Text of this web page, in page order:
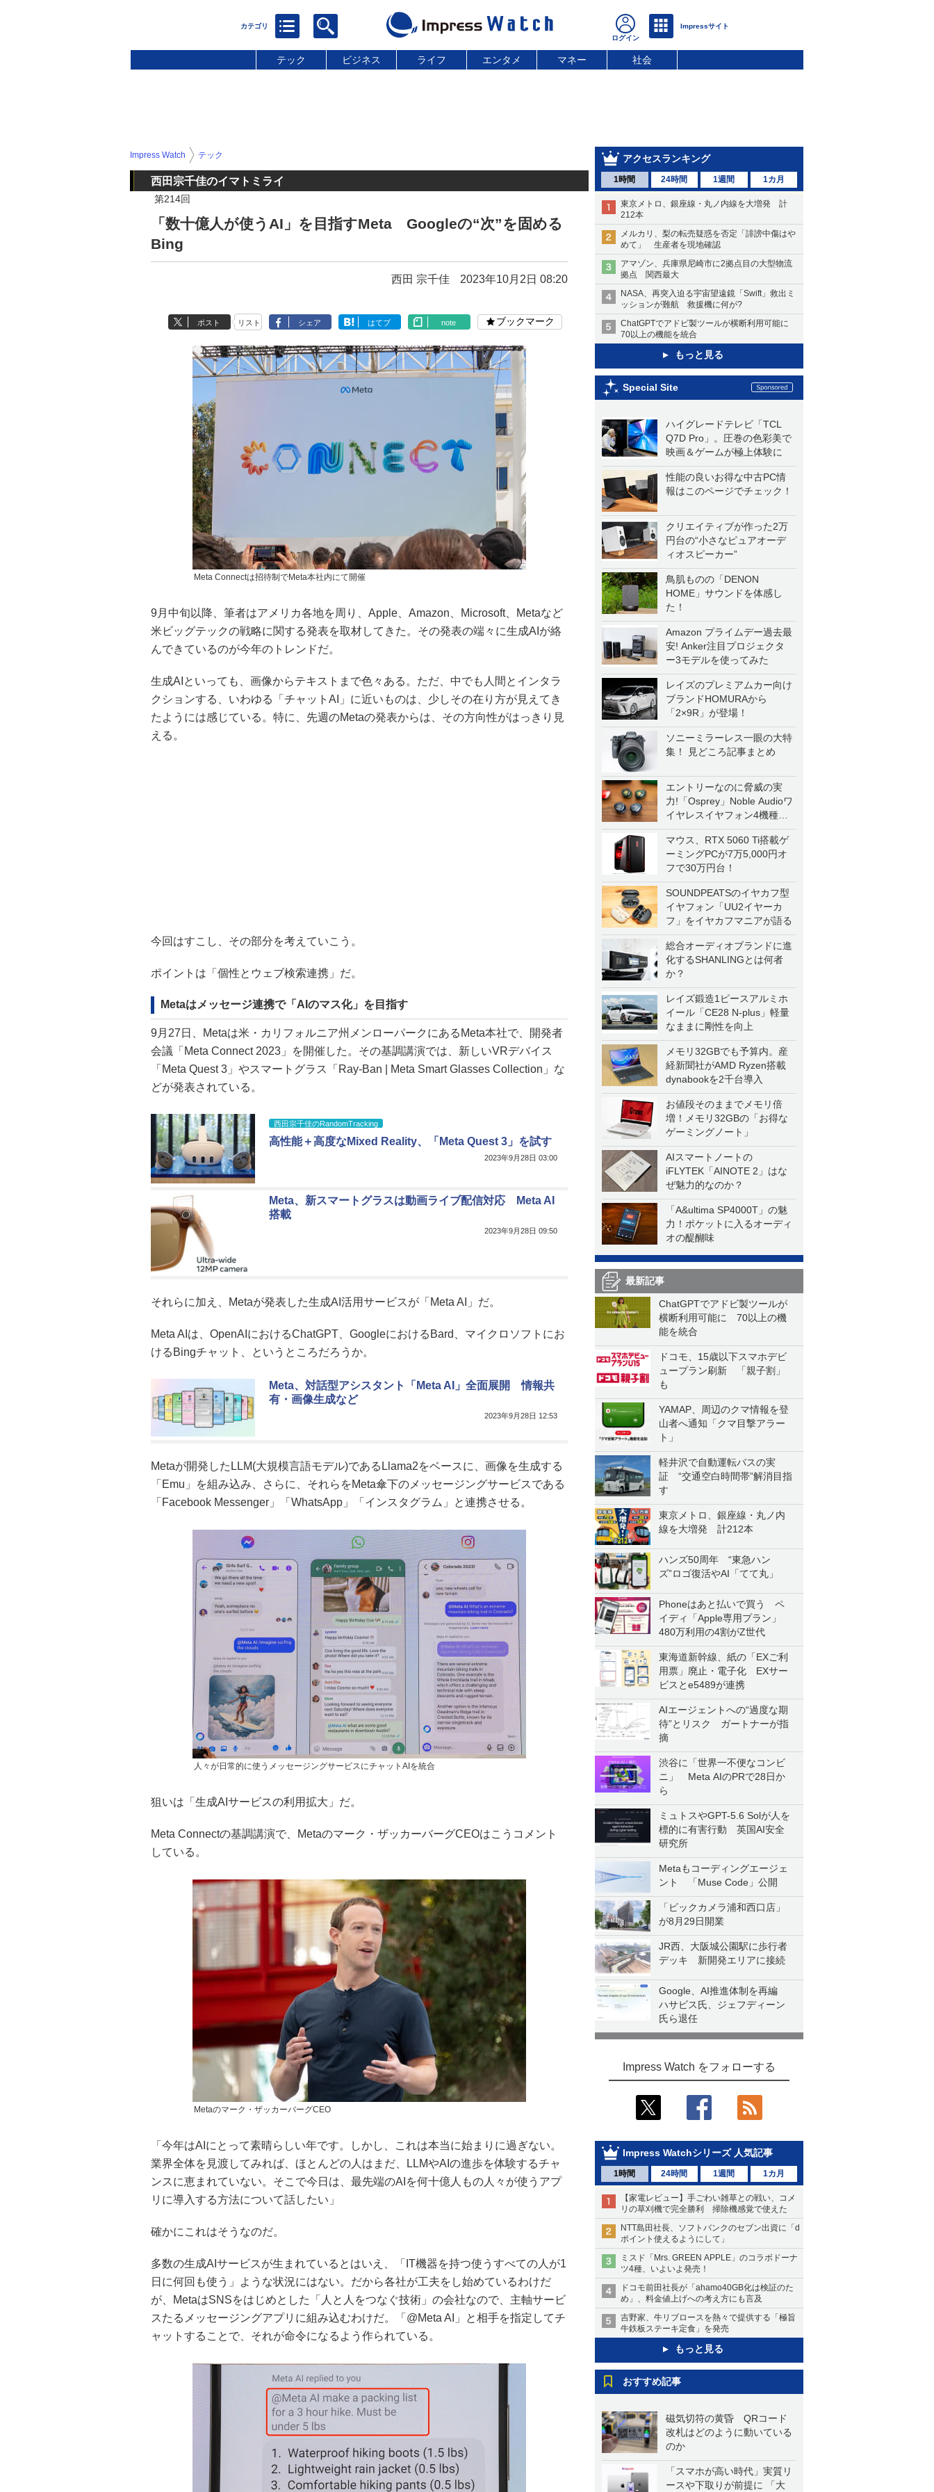
テック ビジネス ライフ エンタメ マネー 社会
アクセスランキング
1時間 24時間 1週間 1カ月
東京メトロ、銀座線・丸ノ内線を大増発 計
212本
メルカリ、梨の転売疑惑を否定「誹謗中傷はや
めて」 生産者を現地確認
アマゾン、兵庫県尼崎市に2拠点目の大型物流
拠点 関西最大
NASA、再突入迫る宇宙望遠鏡「Swift」救出ミ
ッションが難航 救援機に何が?
ChatGPTでアドビ製ツールが横断利用可能に
70以上の機能を統合
もっと見る
Special Site
ハイグレードテレビ「TCL
Q7D Pro」。圧巻の色彩美で
映画＆ゲームが極上体験に
性能の良いお得な中古PC情
報はこのページでチェック！
クリエイティブが作った2万
円台の“小さなピュアオーデ
ィオスピーカー”
鳥肌ものの「DENON
HOME」サウンドを体感し
た！
Amazon プライムデー過去最
安! Anker注目プロジェクタ
ー3モデルを使ってみた
レイズのプレミアムカー向け
ブランドHOMURAから
「2×9R」が登場！
ソニーミラーレス一眼の大特
集！ 見どころ記事まとめ
エントリーなのに脅威の実
力!「Osprey」Noble Audioワ
イヤレスイヤフォン4機種を
一気に聴く
マウス、RTX 5060 Ti搭載ゲ
ーミングPCが7万5,000円オ
フで30万円台！
SOUNDPEATSのイヤカフ型
イヤフォン「UU2イヤーカ
フ」をイヤカフマニアが語る
総合オーディオブランドに進
化するSHANLINGとは何者
か？
レイズ鍛造1ピースアルミホ
イール「CE28 N-plus」軽量
なままに剛性を向上
メモリ32GBでも予算内。産
経新聞社がAMD Ryzen搭載
dynabookを2千台導入
お値段そのままでメモリ倍
増！メモリ32GBの「お得な
ゲーミングノート」
AIスマートノートの
iFLYTEK「AINOTE 2」はな
ぜ魅力的なのか？
「A&ultima SP4000T」の魅
力！ポケットに入るオーディ
オの醍醐味
最新記事
ChatGPTでアドビ製ツールが
横断利用可能に 70以上の機
能を統合
ドコモ、15歳以下スマホデビ
ュープラン刷新 「親子割」
も
YAMAP、周辺のクマ情報を登
山者へ通知「クマ目撃アラー
ト」
軽井沢で自動運転バスの実
証 “交通空白時間帯”解消目指
す
東京メトロ、銀座線・丸ノ内
線を大増発 計212本
ハンズ50周年 “東急ハン
ズ”ロゴ復活やAI「てて丸」
Phoneはあと払いで買う ペ
イディ「Apple専用プラン」
480万利用の4割がZ世代
東海道新幹線、紙の「EXご利
用票」廃止・電子化 EXサー
ビスとe5489が連携
AIエージェントへの“過度な期
待”とリスク ガートナーが指
摘
渋谷に「世界一不便なコンビ
ニ」 Meta AIのPRで28日か
ら
ミュトスやGPT-5.6 Solが人を
標的に有害行動 英国AI安全
研究所
Metaもコーディングエージェ
ント 「Muse Code」公開
「ビックカメラ浦和西口店」
が8月29日開業
JR西、大阪城公園駅に歩行者
デッキ 新開発エリアに接続
Google、AI推進体制を再編
ハサビス氏、ジェフディーン
氏ら退任
Impress Watch をフォローする
Impress Watchシリーズ 人気記事
1時間 24時間 1週間 1カ月
【家電レビュー】手ごわい雑草との戦い、コメ
リの草刈機で完全勝利 掃除機感覚で使えた
NTT島田社長、ソフトバンクのセブン出資に「d
ポイント使えるようにして」
ミスド「Mrs. GREEN APPLE」のコラボドーナ
ツ4種、いよいよ発売！
ドコモ前田社長が「ahamo40GB化は検証のた
め」、料金値上げへの考え方にも言及
吉野家、牛リブロースを熱々で提供する「極旨
牛鉄板ステーキ定食」を発売
もっと見る
おすすめ記事
磁気切符の黄昏 QRコード
改札はどのように動いている
のか
「スマホが高い時代」実質リ
ースや下取りが前提に 「大
Impress Watch テック
西田宗千佳のイマトミライ
第214回
「数十億人が使うAI」を目指すMeta Googleの“次”を固める
Bing
西田 宗千佳 2023年10月2日 08:20
ポスト リスト シェア はてブ note ブックマーク
Meta Connectは招待制でMeta本社内にて開催
9月中旬以降、筆者はアメリカ各地を周り、Apple、Amazon、Microsoft、Metaなど
米ビッグテックの戦略に関する発表を取材してきた。その発表の端々に生成AIが絡
んできているのが今年のトレンドだ。
生成AIといっても、画像からテキストまで色々ある。ただ、中でも人間とインタラ
クションする、いわゆる「チャットAI」に近いものは、少しその在り方が見えてき
たようには感じている。特に、先週のMetaの発表からは、その方向性がはっきり見
える。
今回はすこし、その部分を考えていこう。
ポイントは「個性とウェブ検索連携」だ。
Metaはメッセージ連携で「AIのマス化」を目指す
9月27日、Metaは米・カリフォルニア州メンローパークにあるMeta本社で、開発者
会議「Meta Connect 2023」を開催した。その基調講演では、新しいVRデバイス
「Meta Quest 3」やスマートグラス「Ray-Ban | Meta Smart Glasses Collection」な
どが発表されている。
西田宗千佳のRandomTracking
高性能＋高度なMixed Reality、「Meta Quest 3」を試す
2023年9月28日 03:00
Meta、新スマートグラスは動画ライブ配信対応 Meta AI
搭載
2023年9月28日 09:50
それらに加え、Metaが発表した生成AI活用サービスが「Meta AI」だ。
Meta AIは、OpenAIにおけるChatGPT、GoogleにおけるBard、マイクロソフトにお
けるBingチャット、というところだろうか。
Meta、対話型アシスタント「Meta AI」全面展開 情報共
有・画像生成など
2023年9月28日 12:53
Metaが開発したLLM(大規模言語モデル)であるLlama2をベースに、画像を生成する
「Emu」を組み込み、さらに、それらをMeta傘下のメッセージングサービスである
「Facebook Messenger」「WhatsApp」「インスタグラム」と連携させる。
人々が日常的に使うメッセージングサービスにチャットAIを統合
狙いは「生成AIサービスの利用拡大」だ。
Meta Connectの基調講演で、Metaのマーク・ザッカーバーグCEOはこうコメント
している。
Metaのマーク・ザッカーバーグCEO
「今年はAIにとって素晴らしい年です。しかし、これは本当に始まりに過ぎない。
業界全体を見渡してみれば、ほとんどの人はまだ、LLMやAIの進歩を体験するチャ
ンスに恵まれていない。そこで今日は、最先端のAIを何十億人もの人々が使うアプ
リに導入する方法について話したい」
確かにこれはそうなのだ。
多数の生成AIサービスが生まれているとはいえ、「IT機器を持つ使うすべての人が1
日に何回も使う」ような状況にはない。だから各社が工夫をし始めているわけだ
が、MetaはSNSをはじめとした「人と人をつなぐ技術」の会社なので、主軸サービ
スたるメッセージングアプリに組み込むわけだ。「@Meta AI」と相手を指定してチ
ャットすることで、それが命令になるよう作られている。